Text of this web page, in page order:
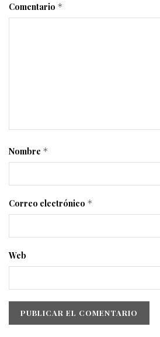
Comentario *
Nombre *
Correo electrónico *
Web